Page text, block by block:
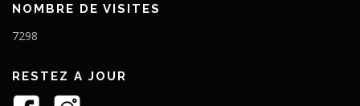
NOMBRE DE VISITES
7298
RESTEZ A JOUR